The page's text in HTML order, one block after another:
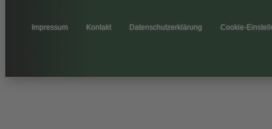
Impressum Kontakt Datenschutzerklärung Cookie-